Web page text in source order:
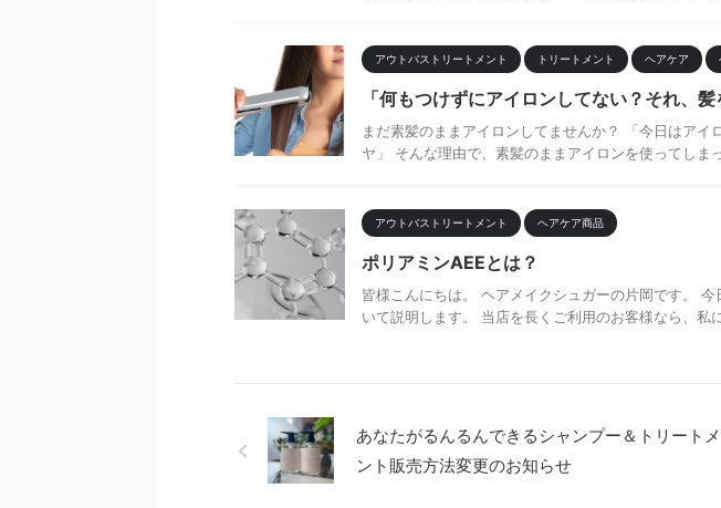
アウトバストリートメント トリートメント ヘアケア
「何もつけずにアイロンしてない？それ、髪
まだ素髪のままアイロンしてませんか？ 「今日はア
ヤ」 そんな理由で、素髪のままアイロンを使ってし
アウトバストリートメント ヘアケア商品
ポリアミンAEEとは？
皆様こんにちは。 ヘアメイクシュガーの片岡です。
いて説明します。 当店を長くご利用のお客様なら、私
あなたがるんるんできるシャンプー＆トリートメ
ント販売方法変更のお知らせ